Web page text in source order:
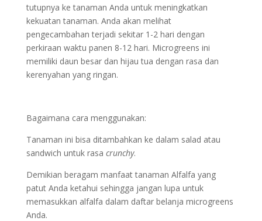
tutupnya ke tanaman Anda untuk meningkatkan
kekuatan tanaman. Anda akan melihat
pengecambahan terjadi sekitar 1-2 hari dengan
perkiraan waktu panen 8-12 hari. Microgreens ini
memiliki daun besar dan hijau tua dengan rasa dan
kerenyahan yang ringan.
Bagaimana cara menggunakan:
Tanaman ini bisa ditambahkan ke dalam salad atau
sandwich untuk rasa crunchy.
Demikian beragam manfaat tanaman Alfalfa yang
patut Anda ketahui sehingga jangan lupa untuk
memasukkan alfalfa dalam daftar belanja microgreens
Anda.